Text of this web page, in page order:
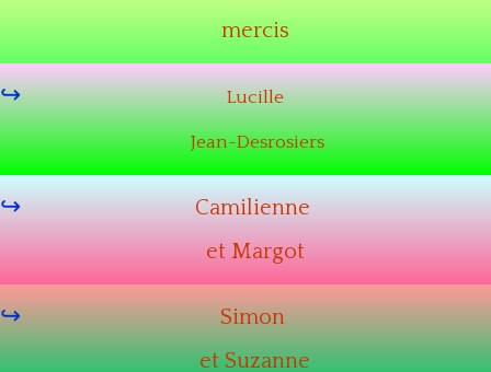
mercis
Lucille
Jean-Desrosiers
Camilienne
et Margot
Simon
et Suzanne